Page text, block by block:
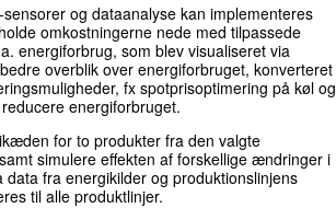
og dataanalyse kan implementeres
omkostningerne nede med tilpassede
energiforbrug, som blev visualiseret via
overblik over energiforbruget, konverteret
fx spotprisoptimering på køl og
energiforbruget.
for to produkter fra den valgte
simulere effekten af forskellige ændringer i
fra energikilder og produktionslinjens
til alle produktlinjer.